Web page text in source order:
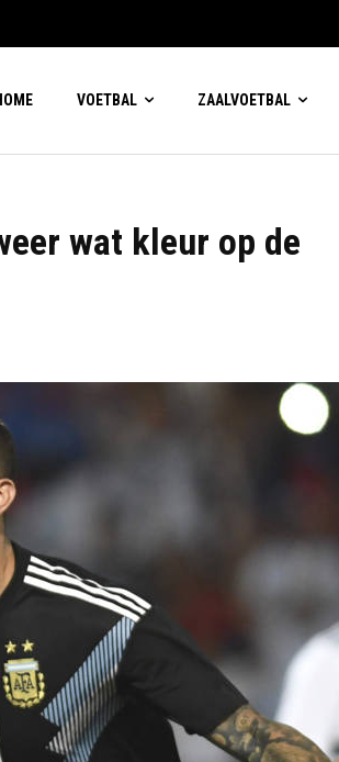
VOETBAL ZAALVOETBAL
wat kleur op de